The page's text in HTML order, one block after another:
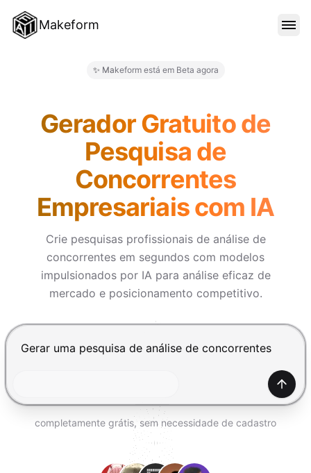
Makeform
PREÇO
ENTRAR
✨ Makeform está em Beta agora
Gerador Gratuito de
Pesquisa de
Concorrentes
Empresariais com IA
Crie pesquisas profissionais de análise de
concorrentes em segundos com modelos
impulsionados por IA para análise eficaz de
mercado e posicionamento competitivo.
Pressione Enter para enviar, Shift+Enter para
Gerar
completamente grátis, sem necessidade de cadastro